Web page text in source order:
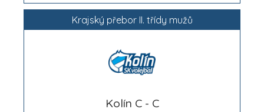
Krajský přebor II. třídy mužů
Kolín C - C